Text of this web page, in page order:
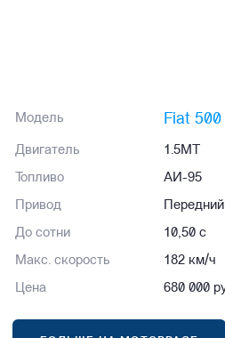
Модель Fiat 500
Двигатель 1.5MT
Топливо АИ-95
Привод Передний
До сотни 10,50 с
Макс. скорость 182 км/ч
Цена 680 000